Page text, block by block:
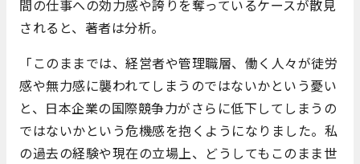
間の仕事への効力感や誇りを奪っているケースが散見
されると、著者は分析。
「このままでは、経営者や管理職層、働く人々が徒労
感や無力感に襲われてしまうのではないかという憂い
と、日本企業の国際競争力がさらに低下してしまうの
ではないかという危機感を抱くようになりました。私
の過去の経験や現在の立場上、どうしてもこのまま世